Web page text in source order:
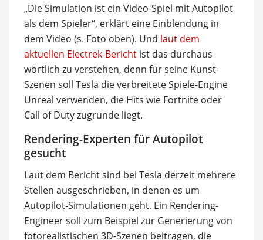
„Die Simulation ist ein Video-Spiel mit Autopilot
als dem Spieler“, erklärt eine Einblendung in
dem Video (s. Foto oben). Und laut dem
aktuellen Electrek-Berichtist das durchaus
wörtlich zu verstehen, denn für seine Kunst-
Szenen soll Tesla die verbreitete Spiele-Engine
Unreal verwenden, die Hits wie Fortnite oder
Call of Duty zugrunde liegt.
Rendering-Experten für Autopilot
gesucht
Laut dem Bericht sind bei Tesla derzeit mehrere
Stellen ausgeschrieben, in denen es um
Autopilot-Simulationen geht. Ein Rendering-
Engineer soll zum Beispiel zur Generierung von
fotorealistischen 3D-Szenen beitragen, die